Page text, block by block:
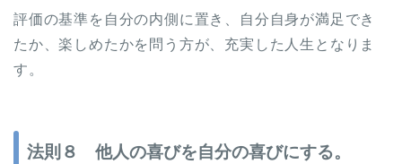
評価の基準を自分の内側に置き、自分自身が満足でき
たか、楽しめたかを問う方が、充実した人生となりま
す。
法則８ 他人の喜びを自分の喜びにする。